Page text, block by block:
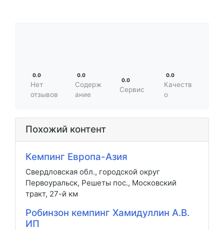
0.0
Нет
отзывов
0.0
Содерж
ание
0.0
Сервис
0.0
Качеств
о
Похожий контент
Кемпинг Европа-Азия
Свердловская обл., городской округ
Первоуральск, Решеты пос., Московский
тракт, 27-й км
Робинзон кемпинг Хамидуллин А.В.
ИП